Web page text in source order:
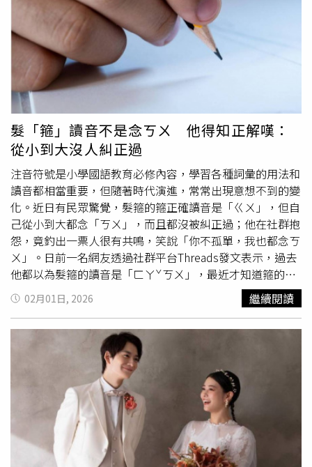
本，裡面是一幅幅筆觸色彩鮮明，具有滿滿戲劇性的插畫，
不難想像道煌生前那愛笑愛鬧的模樣，一筆一劃都在記錄著
他罹病抗癌的所有過程，只是隨著繪本翻到末段，卻也逐漸
可以發現，原本有力的筆觸漸漸變得潦草，甚至僅剩寥寥幾
筆，最終再也無法再拿起畫筆。隨著病情惡化，葉道煌再也
無法提起畫筆，筆觸也漸漸變得潦草而簡單。（圖／林冠吟
攝）但葉道煌的病逝並非什麼都沒留下，葉媽媽後續整理他
的畫作，與紅鼻子醫生一起將他的畫作製成一本抗癌繪本，
末段那些道煌曾因拿不起畫筆，無法盡情揮灑的部分，也由
道煌的弟弟與他最好的2位朋友接續完成。葉媽媽也在繪本
上留下一封給紅鼻子醫生的信，表示儘管道煌與紅鼻子醫生
的相遇僅短短3個月，「但這3個月中卻帶著從疾病的絕望中
找到最有價值的自己，重新邁開屬於他的步伐，昂首闊步的
走到生命的盡頭。對一個7歲的孩子來說是多不容易的事
啊！」
磁鐵春聯」、「為什麼讓我昨天花了兩小時除膠才看到這
個」。不過，也有民眾分享別種方法，「我是用黏土不會掉
也沒有殘膠問題，隔壁鄰居一年掉N次」、「除膠真的太累
了，我家直接在大門旁邊裝框，每年固定更換春聯就好」、
「今年也用磁鐵，最重要的是貼歪能馬上調整，不像膠帶一
次定生死，很推薦啦」。還有人分享，看到鄰居買春聯連包
裝都沒拆，利用上塑膠袋上打洞的小孔，直接掛上掛勾，令
人為之驚豔。
髮「箍」讀音不是念ㄎㄨ 他得知正解嘆：
從小到大沒人糾正過
注音符號是小學國語教育必修內容，學習各種詞彙的用法和
讀音都相當重要，但隨著時代演進，常常出現意想不到的變
化。近日有民眾驚覺，髮箍的箍正確讀音是「ㄍㄨ」，但自
己從小到大都念「ㄎㄨ」，而且都沒被糾正過；他在社群抱
怨，竟釣出一票人很有共鳴，笑說「你不孤單，我也都念ㄎ
ㄨ」。日前一名網友透過社群平台Threads發文表示，過去
他都以為髮箍的讀音是「ㄈㄚˇㄎㄨ」，最近才知道箍的正
確讀音是「ㄍㄨ」，讓他很錯愕，甚至不明白為何從小到大
沒人糾正自己，最後還用了一個
表情圖案，似乎在比喻
自己像小丑一樣。貼文一出，引發許多網友討論。有不少人
跟原PO一樣，「我從小到大也都念ㄎㄨ耶，難怪每次想買
新髮箍搜尋關鍵字都打不出來」、「你不孤單，我也都念ㄎ
ㄨ」、「其實我知道ㄎㄨ是錯的，但我還是念髮ㄎㄨ」、
「我想說聽得懂就好，又不是在考試」。有一派人則表示，
「箍一直都只念ㄍㄨ啊，除了髮箍最常聽到的應該是金箍
棒、緊箍咒」、「箍本來就是念ㄍㄨ喔，不知道為什麼大家
都念成ㄎㄨ」。據教育部《重編本國語辭典》與《簡編本國
語辭典》，箍的標準讀音確實為ㄍㄨ，常見用法有髮箍和頭
02月01日, 2026 繼續閱讀